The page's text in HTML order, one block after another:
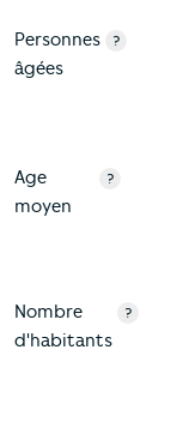
Personnes
âgées
?
Age
moyen
?
Nombre
d'habitants
?